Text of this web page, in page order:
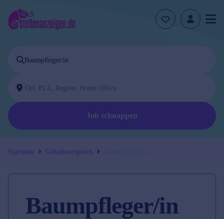
Job schnappen
Startseite Gehaltsvergleich
Baumpfleger/in